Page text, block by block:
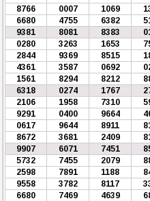
8766
0007 1069
6680
4755 6382
9381
8081 8383
0280
3263 1653
2844
9369 8515
4361
3587 0692
1561
8294 8212
6318
0274 1767
2106
1958 7310
9291
0400 9664
0617
9644 8911
8672
3681 2409
9907
6071 7451
5732
7455 2079
2598
7891 1188
9558
3782 8117
6680
7469 4639